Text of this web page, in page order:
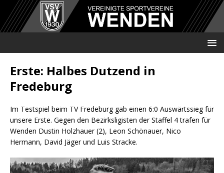
Erste: Halbes Dutzend in
Fredeburg
Im Testspiel beim TV Fredeburg gab einen 6:0 Auswärtssieg für
unsere Erste. Gegen den Bezirksligisten der Staffel 4 trafen für
Wenden Dustin Holzhauer (2), Leon Schönauer, Nico
Hermann, David Jäger und Luis Stracke.